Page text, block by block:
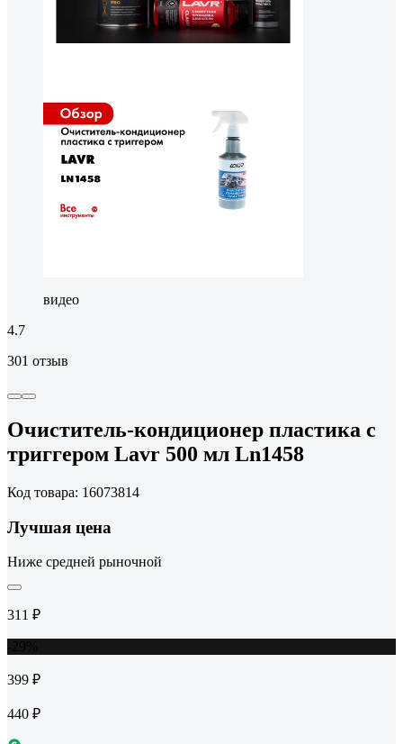
видео
4.7
301 отзыв
Очиститель-кондиционер пластика с
триггером Lavr 500 мл Ln1458
Код товара: 16073814
Лучшая цена
Ниже средней рыночной
311 ₽
399 ₽
440 ₽